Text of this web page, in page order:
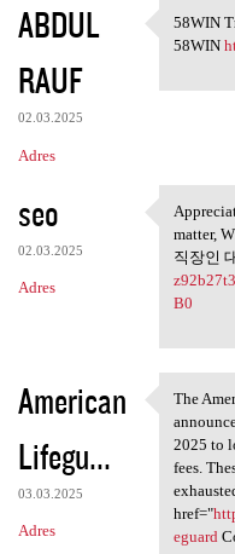
ABDUL
RAUF
02.03.2025
Adres
58WIN
58WIN
58WIN
seo
02.03.2025
Adres
matter,
직장인
B0
American
Lifegu...
03.03.2025
Adres
The
The
2025 to
fees.
href="
eguard